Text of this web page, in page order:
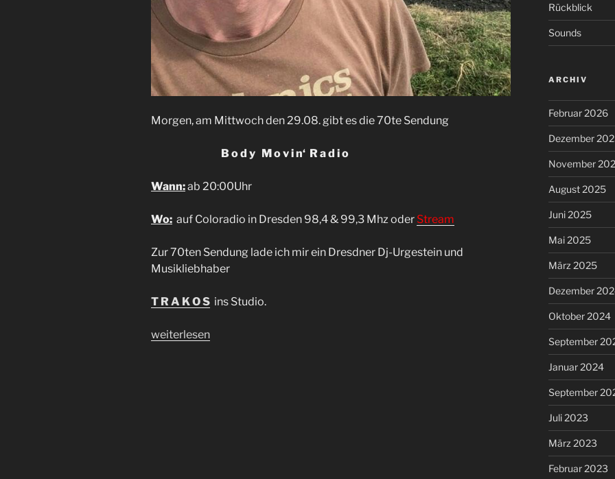
Morgen, am Mittwoch den 29.08. gibt es die 70te Sendung
B o d y M o v i n‘ R a d i o
Wann:ab 20:00Uhr
Wo: auf Coloradio in Dresden 98,4 & 99,3 Mhz oder Stream
Zur 70ten Sendung lade ich mir ein Dresdner Dj-Urgestein und
Musikliebhaber
T R A K O S ins Studio.
„Body
weiterlesen
Rückblick
Sounds
ARCHIV
Februar 2026
Dezember
November
August 2025
Juni 2025
Mai 2025
März 2025
Dezember
Oktober 2024
September
Januar 2024
September
Juli 2023
März 2023
Februar 2023